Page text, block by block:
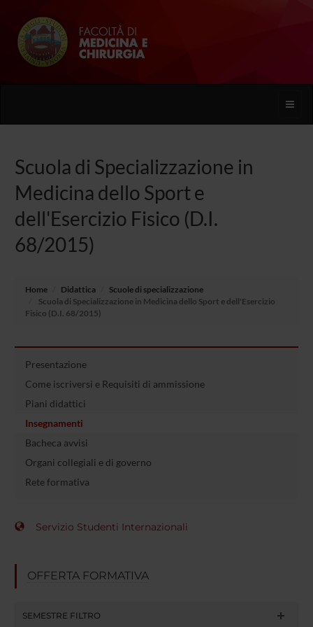
Toggle
Scuola di Specializzazione in
Medicina dello Sport e
dell'Esercizio Fisico (D.I.
68/2015)
Home Didattica
Scuole di specializzazione
Scuola di Specializzazione in Medicina dello Sport e dell'Esercizio
Fisico (D.I. 68/2015)
Presentazione
Come iscriversi e Requisiti di ammissione
Piani didattici
Insegnamenti
Bacheca avvisi
Organi collegiali e di governo
Rete formativa
Servizio Studenti Internazionali
OFFERTA FORMATIVA
SEMESTRE FILTRO